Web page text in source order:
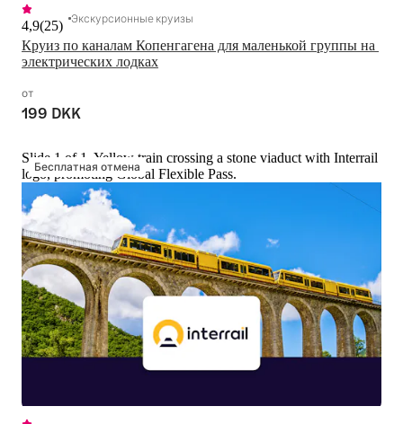
Круиз по каналам Копенгагена для маленькой группы на
электрических лодках
4,9(25) Экскурсионные круизы
от
199 DKK
Бесплатная отмена
Slide 1 of 1, Yellow train crossing a stone viaduct with Interrail
logo, promoting Global Flexible Pass.